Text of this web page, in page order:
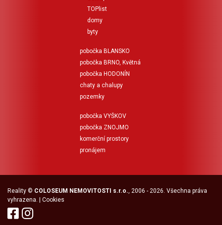
TOPlist
domy
byty
pobočka BLANSKO
pobočka BRNO, Květná
pobočka HODONÍN
chaty a chalupy
pozemky
pobočka VYŠKOV
pobočka ZNOJMO
komerční prostory
pronájem
Reality © COLOSEUM NEMOVITOSTI s.r.o. , 2006 - 2026. Všechna práva
vyhrazena. | Cookies